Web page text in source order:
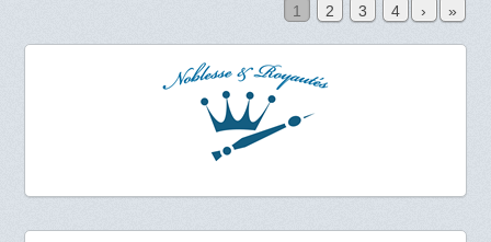
1 2 3 4 › »